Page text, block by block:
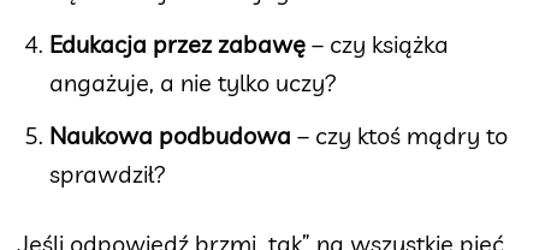
Edukacja przez zabawę – czy książka
angażuje, a nie tylko uczy?
Naukowa podbudowa – czy ktoś mądry to
sprawdził?
Jeśli odpowiedź brzmi „tak” na wszystkie pięć